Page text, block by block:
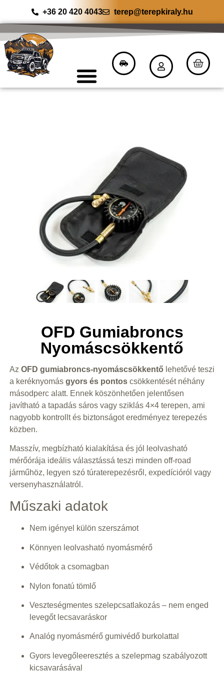
+36 20 420 4043 terep@terepkiraly.hu
OFD Gumiabroncs
Nyomáscsökkentő
Az OFD gumiabroncs-nyomáscsökkentő lehetővé teszi
a keréknyomás gyors és pontoscsökkentését néhány
másodperc alatt. Ennek köszönhetően jelentősen
javítható a tapadás sáros vagy sziklás 4×4 terepen, ami
nagyobb kontrollt és biztonságot eredményez terepezés
közben.
Masszív, megbízható kialakítása és jól leolvasható
mérőórája ideális választássá teszi minden off-road
járműhöz, legyen szó túraterepezésről, expedícióról vagy
versenyhasználatról.
Műszaki adatok
Nem igényel külön szerszámot
Könnyen leolvasható nyomásmérő
Védőtok a csomagban
Nylon fonatú tömlő
Veszteségmentes szelepcsatlakozás – nem enged
levegőt lecsavaráskor
Analóg nyomásmérő gumivédő burkolattal
Gyors levegőleeresztés a szelepmag szabályozott
kicsavarásával